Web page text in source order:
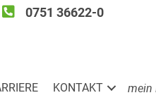
0751 36622-0
KON­TAKT mein